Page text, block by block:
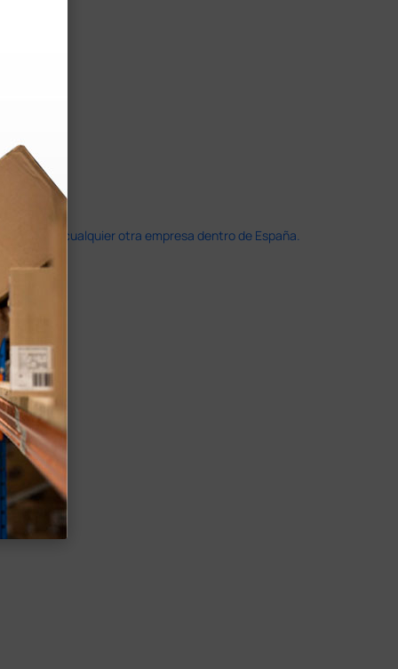
que en cualquier otra empresa dentro de España.